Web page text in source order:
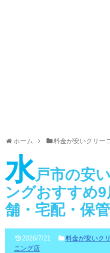
ホーム 料金が安いクリー
水戸市の安
ングおすすめ
舗・宅配・保
2026/7/21 料金が安いク
ニング店